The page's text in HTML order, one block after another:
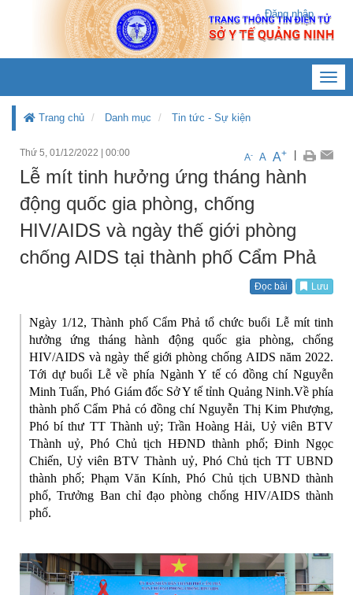
Đăng nhập
Trang chủ Danh mục Tin tức - Sự kiện
Thứ 5, 01/12/2022 00:00 A- A A+
Lễ mít tinh hưởng ứng tháng hành
động quốc gia phòng, chống
HIV/AIDS và ngày thế giới phòng
chống AIDS tại thành phố Cẩm Phả
Đọc bài Lưu
Ngày 1/12, Thành phố Cẩm Phả tổ chức buổi Lễ mít tinh
hưởng ứng tháng hành động quốc gia phòng, chống
HIV/AIDS và ngày thế giới phòng chống AIDS năm 2022.
Tới dự buổi Lễ về phía Ngành Y tế có đồng chí Nguyễn
Minh Tuấn, Phó Giám đốc Sở Y tế tỉnh Quảng Ninh.Về phía
thành phố Cẩm Phả có đồng chí Nguyễn Thị Kim Phượng,
Phó bí thư TT Thành uỷ; Trần Hoàng Hải, Uỷ viên BTV
Thành uỷ, Phó Chủ tịch HĐND thành phố; Đinh Ngọc
Chiến, Uỷ viên BTV Thành uỷ, Phó Chủ tịch TT UBND
thành phố; Phạm Văn Kính, Phó Chủ tịch UBND thành
phố, Trưởng Ban chỉ đạo phòng chống HIV/AIDS thành
phố.